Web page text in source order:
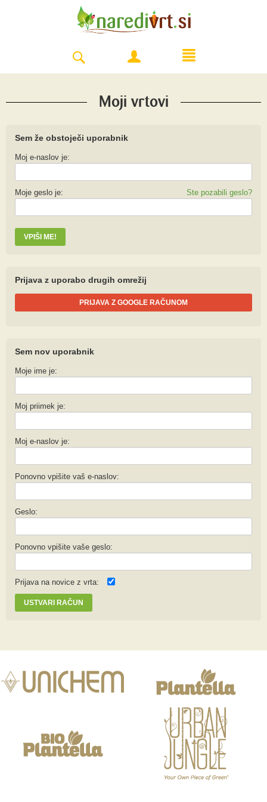
Moji vrtovi
Sem že obstoječi uporabnik
Moj e-naslov je:
Moje geslo je: Ste pozabili geslo?
VPIŠI ME!
Prijava z uporabo drugih omrežij
PRIJAVA Z GOOGLE RAČUNOM
Sem nov uporabnik
Moje ime je:
Moj priimek je:
Moj e-naslov je:
Ponovno vpišite vaš e-naslov:
Geslo:
Ponovno vpišite vaše geslo:
Prijava na novice z vrta:
USTVARI RAČUN